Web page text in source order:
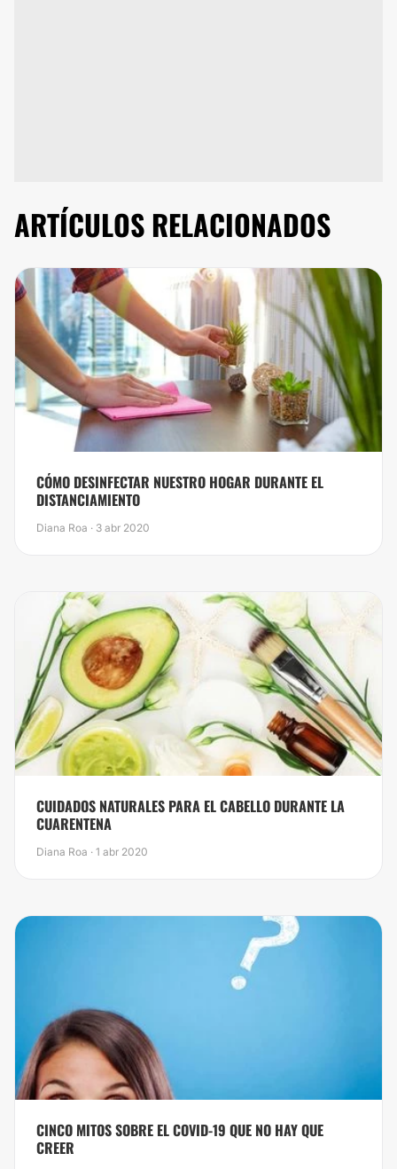
ARTÍCULOS RELACIONADOS
CÓMO DESINFECTAR NUESTRO HOGAR DURANTE EL
DISTANCIAMIENTO
Diana Roa · 3 abr 2020
CUIDADOS NATURALES PARA EL CABELLO DURANTE LA
CUARENTENA
Diana Roa · 1 abr 2020
CINCO MITOS SOBRE EL COVID-19 QUE NO HAY QUE
CREER